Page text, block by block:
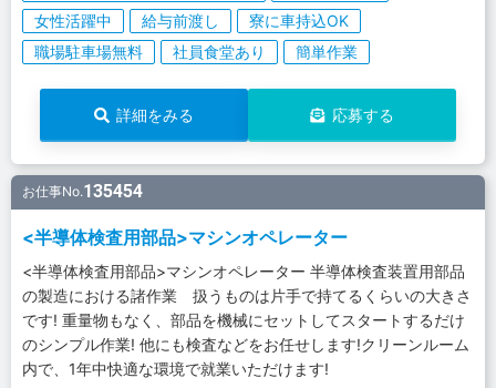
女性活躍中
給与前渡し
寮に車持込OK
職場駐車場無料
社員食堂あり 簡単作業
詳細をみる 応募する
お仕事No.135454
<半導体検査用部品>マシンオペレーター
<半導体検査用部品>マシンオペレーター 半導体検査装置用部品
の製造における諸作業 扱うものは片手で持てるくらいの大きさ
です! 重量物もなく、部品を機械にセットしてスタートするだけ
のシンプル作業! 他にも検査などをお任せします!クリーンルーム
内で、1年中快適な環境で就業いただけます!